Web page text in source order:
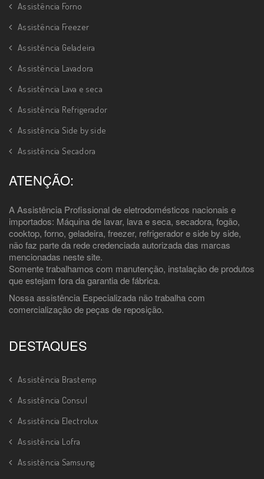
Assistência Forno
Assistência Freezer
Assistência Geladeira
Assistência Lavadora
Assistência Lava e seca
Assistência Refrigerador
Assistência Side by side
Assistência Secadora
ATENÇÃO:
A Assistência Profissional de eletrodomésticos nacionais e
importados: Máquina de lavar, lava e seca, secadora, fogão,
cooktop, forno, geladeira, freezer, refrigerador e side by side,
não faz parte da rede credenciada autorizada das marcas
mencionadas neste site.
Somente trabalhamos com manutenção, instalação de produtos
que estejam fora da garantia de fábrica.
Nossa assistência Especializada não trabalha com
comercialização de peças de reposição.
DESTAQUES
Assistência Brastemp
Assistência Consul
Assistência Electrolux
Assistência Lofra
Assistência Samsung